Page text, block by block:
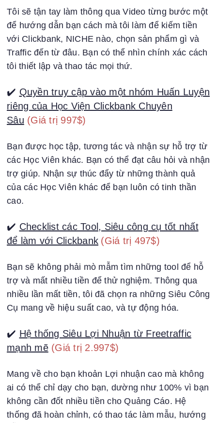
Tôi sẽ tận tay làm thông qua Video từng bước một
để hướng dẫn bạn cách mà tôi làm để kiếm tiền
với Clickbank, NICHE nào, chọn sản phẩm gì và
Traffic đến từ đâu. Bạn có thể nhìn chính xác cách
tôi thiết lập và thao tác mọi thứ.
✔️ Quyền truy cập vào một nhóm Huấn Luyện
riêng của Học Viện Clickbank Chuyên
Sâu (Giá trị 997$)
Bạn được học tập, tương tác và nhận sự hỗ trợ từ
các Học Viên khác. Bạn có thể đạt câu hỏi và nhận
trợ giúp. Nhận sự thúc đẩy từ những thành quả
của các Học Viên khác để bạn luôn có tinh thần
cao.
✔️ Checklist các Tool, Siêu công cụ tốt nhất
để làm với Clickbank (Giá trị 497$)
Bạn sẽ không phải mò mẫm tìm những tool để hỗ
trợ và mất nhiều tiền để thử nghiệm. Thông qua
nhiều lần mất tiền, tôi đã chọn ra những Siêu Công
Cụ mang về hiệu suất cao, và tự động hóa.
✔️ Hệ thống Siêu Lợi Nhuận từ Freetraffic
mạnh mẽ (Giá trị 2.997$)
Mang về cho bạn khoản Lợi nhuận cao mà không
ai có thể chỉ dạy cho bạn, dường như 100% vì bạn
không cần đốt nhiều tiền cho Quảng Cáo. Hệ
thống đã hoàn chỉnh, có thao tác làm mẫu, hướng